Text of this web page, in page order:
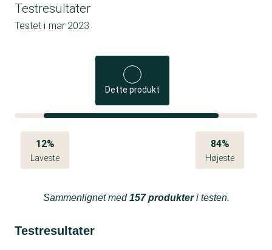
Testresultater
Testet i mar 2023
Dette produkt
12%
Laveste
84%
Højeste
Sammenlignet med157 produkteri testen.
Testresultater